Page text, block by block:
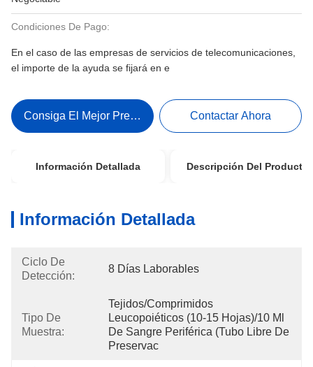
Condiciones De Pago:
En el caso de las empresas de servicios de telecomunicaciones,
el importe de la ayuda se fijará en e
Consiga El Mejor Precio Contactar Ahora
Información Detallada Descripción Del Producto
Información Detallada
Ciclo De
Detección:
8 Días Laborables
Tipo De
Muestra:
Tejidos/comprimidos
Leucopoiéticos (10-15 Hojas)/10 Ml
De Sangre Periférica (tubo Libre De
Preservac